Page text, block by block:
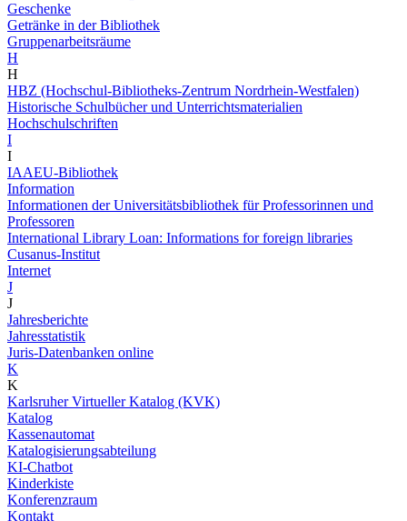
Geschenke
Getränke in der Bibliothek
Gruppenarbeitsräume
H
H
HBZ (Hochschul-Bibliotheks-Zentrum Nordrhein-Westfalen)
Historische Schulbücher und Unterrichtsmaterialien
Hochschulschriften
I
I
IAAEU-Bibliothek
Information
Informationen der Universitätsbibliothek für Professorinnen und
Professoren
International Library Loan: Informations for foreign libraries
Cusanus-Institut
Internet
J
J
Jahresberichte
Jahresstatistik
Juris-Datenbanken online
K
K
Karlsruher Virtueller Katalog (KVK)
Katalog
Kassenautomat
Katalogisierungsabteilung
KI-Chatbot
Kinderkiste
Konferenzraum
Kontakt